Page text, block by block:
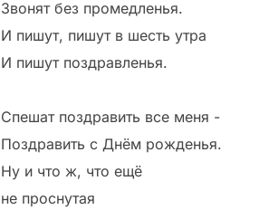
Звонят без промедленья.
И пишут, пишут в шесть утра
И пишут поздравленья.
Спешат поздравить все меня -
Поздравить с Днём рожденья.
Ну и что ж, что ещё
не проснутая